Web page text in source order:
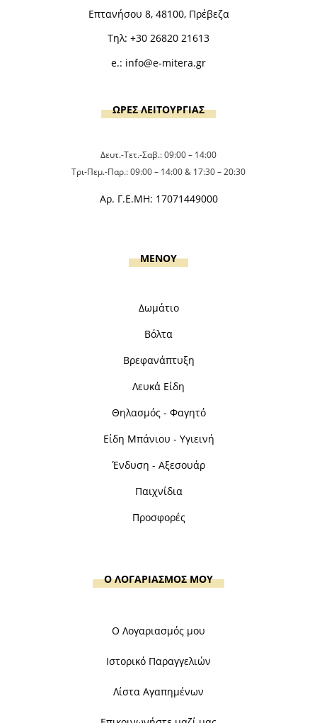
Επτανήσου 8, 48100, Πρέβεζα
Τηλ: +30 26820 21613
e.: info@e-mitera.gr
ΩΡΕΣ ΛΕΙΤΟΥΡΓΙΑΣ
Δευτ.-Τετ.-Σαβ.: 09:00 – 14:00
Τρι-Πεμ.-Παρ.: 09:00 – 14:00 & 17:30 – 20:30
Αρ. Γ.Ε.ΜΗ: 17071449000
MENOY
Δωμάτιο
Βόλτα
Βρεφανάπτυξη
Λευκά Είδη
Θηλασμός - Φαγητό
Είδη Μπάνιου - Υγιεινή
Ένδυση - Αξεσουάρ
Παιχνίδια
Προσφορές
Ο ΛΟΓΑΡΙΑΣΜΟΣ ΜΟΥ
Ο Λογαριασμός μου
Ιστορικό Παραγγελιών
Λίστα Αγαπημένων